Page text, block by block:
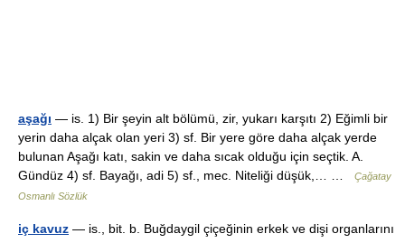
aşağı — is. 1) Bir şeyin alt bölümü, zir, yukarı karşıtı 2) Eğimli bir
yerin daha alçak olan yeri 3) sf. Bir yere göre daha alçak yerde
bulunan Aşağı katı, sakin ve daha sıcak olduğu için seçtik. A.
Gündüz 4) sf. Bayağı, adi 5) sf., mec. Niteliği düşük,… …
Çağatay
Osmanlı Sözlük
iç kavuz — is., bit. b. Buğdaygil çiçeğinin erkek ve dişi organlarını